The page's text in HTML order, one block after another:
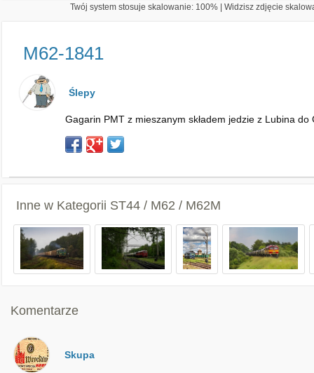
Twój system stosuje skalowanie: 100% | Widzisz zdjęcie
M62-1841
Ślepy
Gagarin PMT z mieszanym składem jedzie z Lubina
Inne w Kategorii ST44 / M62 / M62M
Komentarze
Skupa